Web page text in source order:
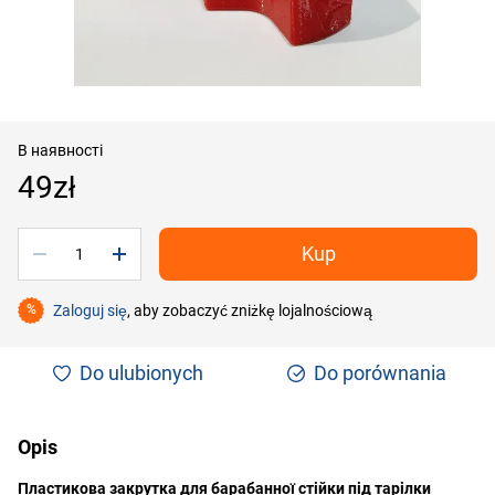
В наявності
49zł
Kup
% Zaloguj się, aby zobaczyć zniżkę lojalnościową
Do ulubionych Do porównania
Opis
Пластикова закрутка для барабанної стійки під тарілки